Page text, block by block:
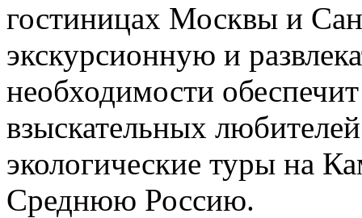
гостиницах Москвы и
экскурсионную и
необходимости
взыскательных
экологические туры на
Среднюю Россию.